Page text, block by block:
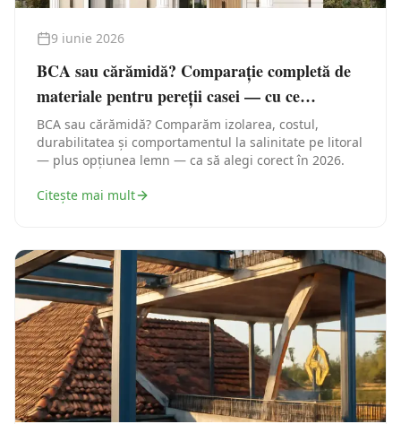
9 iunie 2026
BCA sau cărămidă? Comparație completă de
materiale pentru pereții casei — cu ce
construiești în Constanța
BCA sau cărămidă? Comparăm izolarea, costul,
durabilitatea și comportamentul la salinitate pe litoral
— plus opțiunea lemn — ca să alegi corect în 2026.
Citește mai mult